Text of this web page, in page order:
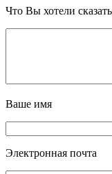
Что Вы хотели
Ваше имя
Электронная почта